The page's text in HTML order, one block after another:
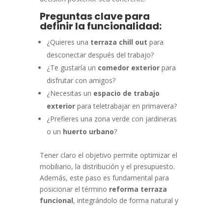
Preguntas clave para
definir la funcionalidad:
¿Quieres una terraza chill out para
desconectar después del trabajo?
¿Te gustaría un comedor exteriorpara
disfrutar con amigos?
¿Necesitas un espacio de trabajo
exteriorpara teletrabajar en primavera?
¿Prefieres una zona verde con jardineras
o un huerto urbano?
Tener claro el objetivo permite optimizar el
mobiliario, la distribución y el presupuesto.
Además, este paso es fundamental para
posicionar el término reforma terraza
funcional, integrándolo de forma natural y